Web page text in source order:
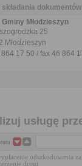
składania dokumentów
Gminy Młodzieszyn
25
Młodzieszyn
17 50 / fax 46 864
usługę
odszkodowania
drogi